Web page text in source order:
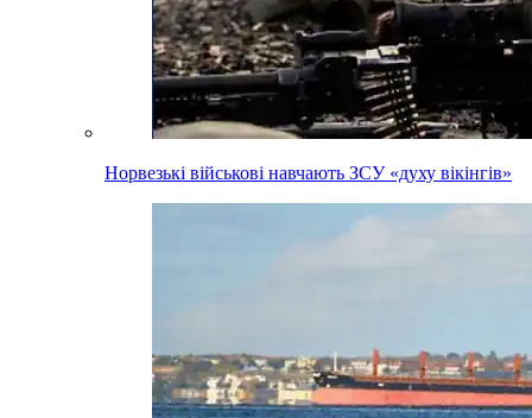
Норвезькі військові навчають ЗСУ «духу вікінгів»